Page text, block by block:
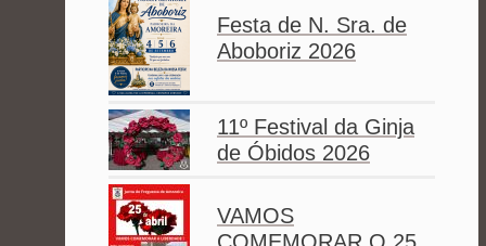
Festa de N. Sra. de
Aboboriz 2026
11º Festival da Ginja
de Óbidos 2026
VAMOS